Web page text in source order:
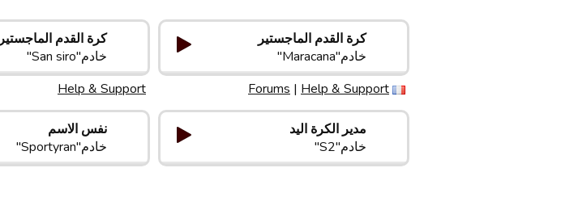
كرة القدم الماجستير
خادم"Maracana"
Forums | Help & Support
كرة القدم الماجستير
خادم"San siro"
Help & Support
مدیر الکرة الید
خادم"S2"
نفس الاسم
خادم"Sportyran"